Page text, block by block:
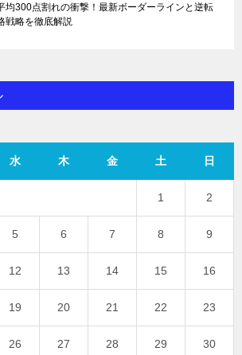
均300点割れの衝撃！最新ボーダーラインと逆転
戦略を徹底解説
水 木 金 土 日
1 2
5 6 7 8 9
12 13 14 15 16
19 20 21 22 23
26 27 28 29 30